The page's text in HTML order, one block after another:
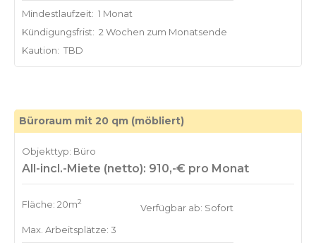
Mindestlaufzeit: 1 Monat
Kündigungsfrist: 2 Wochen zum Monatsende
Kaution: TBD
Büroraum mit 20 qm (möbliert)
Objekttyp: Büro
All-incl.-Miete (netto): 910,-€ pro Monat
Fläche: 20m2
Max. Arbeitsplätze: 3
Verfügbar ab: Sofort